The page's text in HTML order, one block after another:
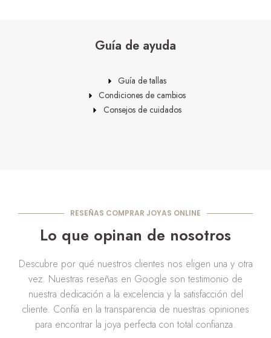
Guía de ayuda
Guía de tallas
Condiciones de cambios
Consejos de cuidados
RESEÑAS COMPRAR JOYAS ONLINE
Lo que opinan de nosotros
Descubre por qué nuestros clientes nos eligen una y otra
vez. Nuestras reseñas en Google son testimonio de
nuestra dedicación a la excelencia y la satisfacción del
cliente. Confía en la transparencia de nuestras opiniones
para encontrar la joya perfecta con total confianza.